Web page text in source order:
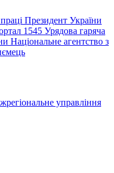
Президент України
1545 Урядова гаряча
Національне агентство з
управління